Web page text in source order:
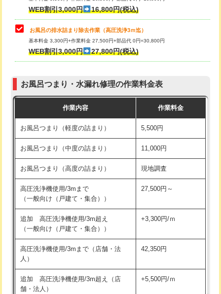
小便器トイレ脱着
その他部品の脱着 8,800円～
交換・取付（タンク）
交換・取付（普通便座） 11,000円+材料費
交換・取付（温水洗浄便座） 16,500円+材料費
交換・取付(単水栓（壁付・デッキ
式）)
13,200円+材料費
交換・取付(混合水栓（壁付・デッキ
式・ワンホール）)
16,500円+材料費
交換・取付(排水栓・排水トラップ
（P/S/ポップアップ））
22,000円+材料費
交換・取付（その他部品） 11,000円+材料費
持込商品取付（単水栓） 13,200円
持込商品取付（混合水栓）
持込商品取付（浄水器・分岐水栓） 16,500円
WEB割引3,000円 16,800円(税込)
お風呂の排水詰まり除去作業（高圧洗浄3ｍ迄）
基本料金 3,300円+作業料金 27,500円+部品代 0円=30,800円
WEB割引3,000円 27,800円(税込)
お風呂つまり・水漏れ修理の作業料金表
作業内容 作業料金
お風呂つまり（軽度の詰まり） 5,500円
お風呂つまり（中度の詰まり） 11,000円
お風呂つまり（高度の詰まり） 現地調査
高圧洗浄機使用/3mまで
（一般向け（戸建て・集合））
27,500円～
追加 高圧洗浄機使用/3m超え
（一般向け（戸建て・集合））
+3,300円/ｍ
高圧洗浄機使用/3mまで（店舗・法
人）
42,350円
追加 高圧洗浄機使用/3m超え（店
舗・法人）
+5,500円/ｍ